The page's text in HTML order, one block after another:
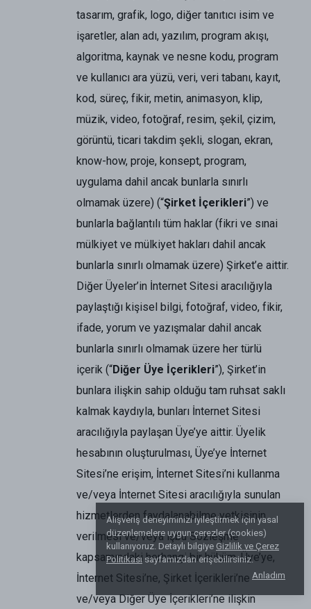
Alışveriş deneyiminizi iyileştirmek için yasal
düzenlemelere uygun çerezler (cookies)
kullanıyoruz. Detaylı bilgiye Gizlilik ve Çerez
Politikası sayfamızdan erişebilirsiniz.
Anladım
tasarım, grafik, logo, diğer tanıtıcı isim ve
işaretler, alan adı, yazılım, program akışı,
algoritma, kaynak ve nesne kodu, program
ve kullanıcı ara yüzü, veri, veri tabanı, kayıt,
kod, süreç, fikir, metin, animasyon, klip,
müzik, video, fotoğraf, resim, şekil, çizim,
görüntü, ticari takdim şekli, slogan, ekran,
know-how, proje, konsept, program,
uygulama dahil ancak bunlarla sınırlı
olmamak üzere) (“Şirket İçerikleri”) ve
bunlarla bağlantılı tüm haklar (fikri ve sınai
mülkiyet ve mülkiyet hakları dahil ancak
bunlarla sınırlı olmamak üzere) Şirket’e aittir.
Diğer Üyeler’in İnternet Sitesi aracılığıyla
paylaştığı kişisel bilgi, fotoğraf, video, fikir,
ifade, yorum ve yazışmalar dahil ancak
bunlarla sınırlı olmamak üzere her türlü
içerik (“Diğer Üye İçerikleri”), Şirket’in
bunlara ilişkin sahip olduğu tam ruhsat saklı
kalmak kaydıyla, bunları İnternet Sitesi
aracılığıyla paylaşan Üye’ye aittir. Üyelik
hesabının oluşturulması, Üye’ye İnternet
Sitesi’ne erişim, İnternet Sitesi’ni kullanma
ve/veya İnternet Sitesi aracılığıyla sunulan
hizmetlerden faydalanabilme yetkisinin
verilmesi ve/veya işbu Sözleşme
kapsamındaki herhangi bir hüküm, Üye’ye,
İnternet Sitesi’ne, Şirket İçerikleri’ne
ve/veya Diğer Üye İçerikleri’ne ilişkin